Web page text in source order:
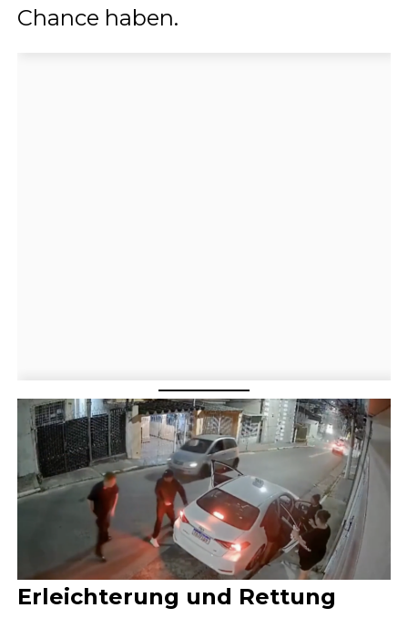
Chance haben.
Erleichterung und Rettung